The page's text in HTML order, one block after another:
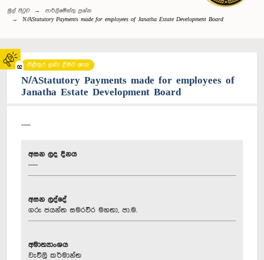
02
මුල් පිටුව
පාර්ලි‌මේන්තු‌ ප්‍රශ්න
N/AStatutory Payments made for employees of Janatha Estate Development Board
පිළිතුර ලබා දීමට ඇත
N/AStatutory Payments made for employees of
Janatha Estate Development Board
----
අසන ලද දිනය
----
අසන ලද්දේ
ගරු ජයන්ත සමරවීර මහතා, පා.ම.
අමාත්‍යාංශය
වැවිලි කර්මාන්ත